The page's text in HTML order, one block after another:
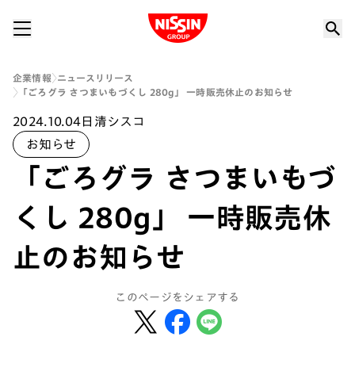
Nissin Group
企業情報
ニュースリリース
「ごろグラ さつまいもづくし 280g」 一時販売休止のお知らせ
2024.10.04日清シスコ
お知らせ
「ごろグラ さつまいもづ
くし 280g」 一時販売休
止のお知らせ
このページをシェアする